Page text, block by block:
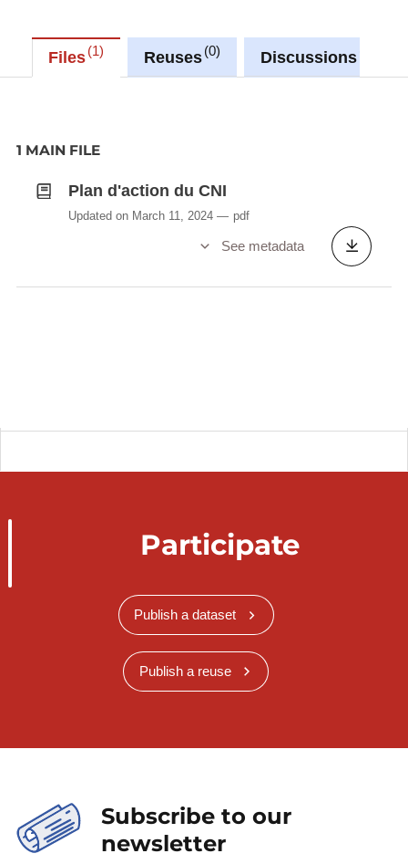
Files 1 Reuses 0 Discussions
1 MAIN FILE
Plan d'action du CNI
Updated on March 11, 2024 pdf
See metadata
Participate
Publish a dataset
Publish a reuse
Subscribe to our
newsletter